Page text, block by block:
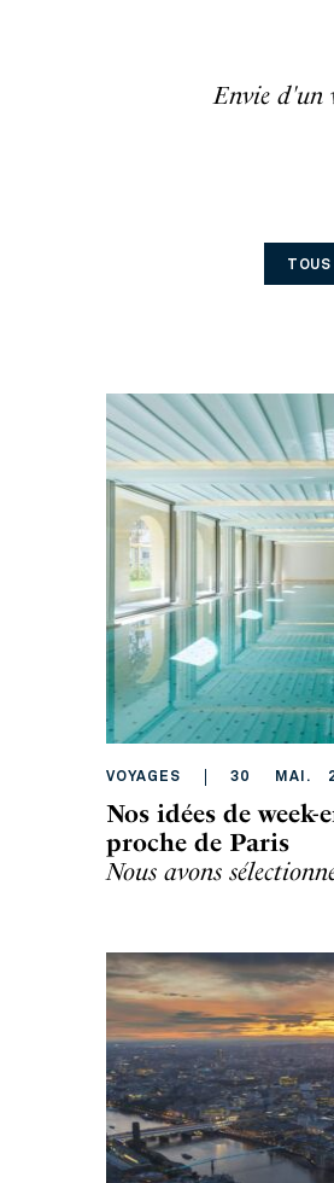
Envie d'un
TOUS
VOYAGES 30 MAI .
Nos idées de
proche de Paris
Nous avons